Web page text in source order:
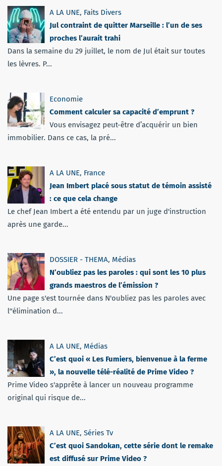
A LA UNE, Faits Divers
Jul contraint de quitter Marseille : l’un de ses
proches l’aurait trahi
Dans la semaine du 29 juillet, le nom de Jul était sur toutes
les lèvres. P...
Economie
Comment calculer sa capacité d’emprunt ?
Vous envisagez peut-être d’acquérir un bien
immobilier. Dans ce cas, la pré...
A LA UNE, France
Jean Imbert placé sous statut de témoin assisté
: ce que cela change
Le chef Jean Imbert a été entendu par un juge d'instruction
après une garde...
DOSSIER - THEMA, Médias
N’oubliez pas les paroles : qui sont les 10 plus
grands maestros de l’émission ?
Une page s'est tournée dans N'oubliez pas les paroles avec
l''élimination d...
A LA UNE, Médias
C’est quoi « Les Fumiers, bienvenue à la ferme
», la nouvelle télé-réalité de Prime Video ?
Prime Video s'apprête à lancer un nouveau programme
original qui risque de...
A LA UNE, Séries Tv
C’est quoi Sandokan, cette série dont le remake
est diffusé sur Prime Video ?